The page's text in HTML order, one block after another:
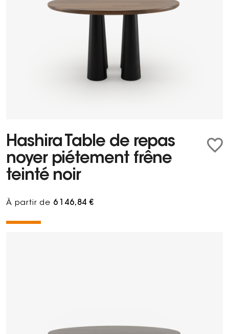
Hashira Table de repas
noyer piétement frêne
teinté noir
À partir de 6 146,84 €